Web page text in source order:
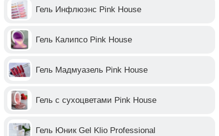
Гель Инфлюэнс Pink House
Гель Калипсо Pink House
Гель Мадмуазель Pink House
Гель с сухоцветами Pink House
Гель Юник Gel Klio Professional